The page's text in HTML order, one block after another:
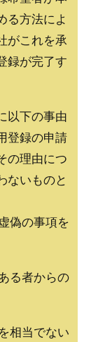
る方法によ
がこれを承
録が完了す
以下の事由
登録の申請
の理由につ
ないものと
偽の事項を
る者からの
相当でない